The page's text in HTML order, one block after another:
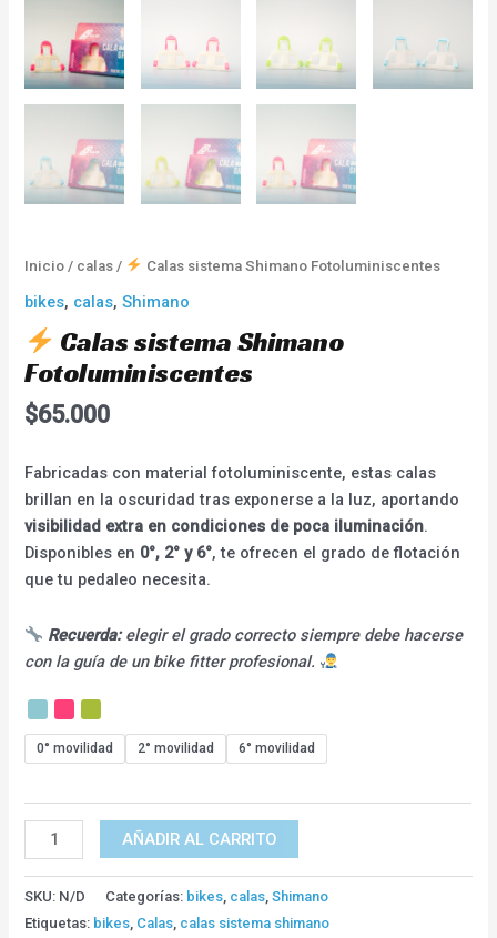
Inicio / calas / Calas sistema Shimano Fotoluminiscentes
bikes, calas,Shimano
Calas sistema Shimano
Fotoluminiscentes
$65.000
Fabricadas con material fotoluminiscente, estas calas
brillan en la oscuridad tras exponerse a la luz, aportando
visibilidad extra en condiciones de poca iluminación.
Disponibles en 0°, 2° y 6°, te ofrecen el grado de flotación
que tu pedaleo necesita.
Recuerda:elegir el grado correcto siempre debe hacerse
con la guía de un bike fitter profesional.
0° movilidad 2° movilidad 6° movilidad
AÑADIR AL CARRITO
SKU: N/D Categorías: bikes, calas,Shimano
Etiquetas: bikes, Calas, calas sistema shimano